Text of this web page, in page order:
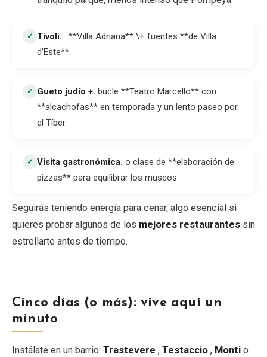
✓ Tívoli. : **Villa Adriana** \+ fuentes **de Villa
d’Este**.
✓ Gueto judío +. bucle **Teatro Marcello** con
**alcachofas** en temporada y un lento paseo por
el Tíber.
✓ Visita gastronómica. o clase de **elaboración de
pizzas** para equilibrar los museos.
Seguirás teniendo energía para cenar, algo esencial si
quieres probar algunos de los mejores restaurantes sin
estrellarte antes de tiempo.
Cinco días (o más): vive aquí un
minuto
Instálate en un barrio: Trastevere , Testaccio , Monti o